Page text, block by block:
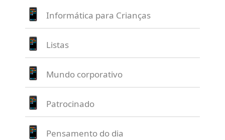
Informática para Crianças
Listas
Mundo corporativo
Patrocinado
Pensamento do dia